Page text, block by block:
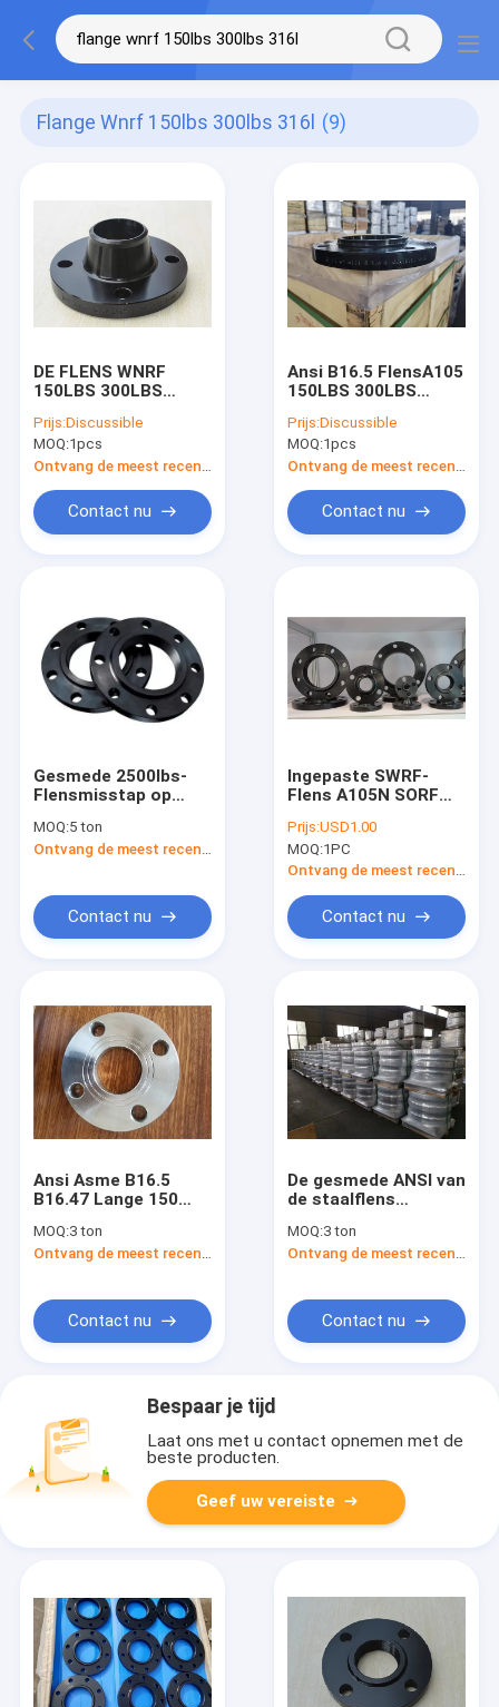
Flange Wnrf 150lbs 300lbs 316l (9)
DE FLENS WNRF
150LBS 300LBS
A105N F304 304L
F316 316L VAN DE
LAShals RF
Prijs:Discussible
MOQ:1pcs
Contact nu
Ansi B16.5 FlensA105
150LBS 300LBS
1500LBS WNRF SORF
BLRF SWRF LJ
Prijs:Discussible
MOQ:1pcs
Contact nu
Gesmede 2500lbs-
Flensmisstap op
A105N F304 304l
F316 316l Flens
MOQ:5 ton
Contact nu
Ingepaste SWRF-
Flens A105N SORF
Joint Pipe Flanges
Prijs:USD1.00
MOQ:1PC
Contact nu
Ansi Asme B16.5
B16.47 Lange 150
inch
MOQ:3 ton
Contact nu
De gesmede ANSI van
de staalflens
misstap-,
contactdooslassen,
lassenhals
MOQ:3 ton
Contact nu
Bespaar je tijd
Laat ons met u contact opnemen met de
beste producten.
Geef uw vereiste